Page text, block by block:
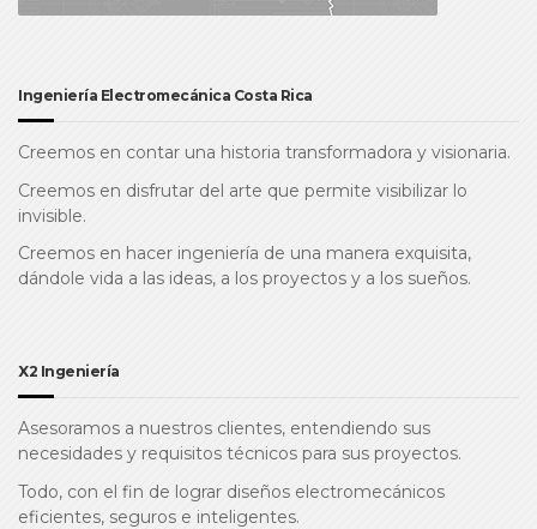
Ingeniería Electromecánica Costa Rica
Creemos en contar una historia transformadora y visionaria.
Creemos en disfrutar del arte que permite visibilizar lo
invisible.
Creemos en hacer ingeniería de una manera exquisita,
dándole vida a las ideas, a los proyectos y a los sueños.
X2 Ingeniería
Asesoramos a nuestros clientes, entendiendo sus
necesidades y requisitos técnicos para sus proyectos.
Todo, con el fin de lograr diseños electromecánicos
eficientes, seguros e inteligentes.